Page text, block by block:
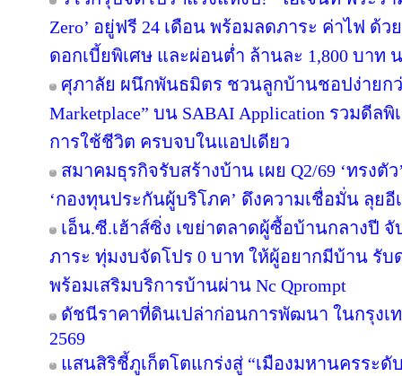
Zero’ อยู่ฟรี 24 เดือน พร้อมลดภาระ ค่าไฟ ด้
ดอกเบี้ยพิเศษ และผ่อนต่ำ ล้านละ 1,800 บาท
ศุภาลัย ผนึกพันธมิตร ชวนลูกบ้านชอปง่ายกว่
Marketplace” บน SABAI Application รวมดีล
การใช้ชีวิต ครบจบในแอปเดียว
สมาคมธุรกิจรับสร้างบ้าน เผย Q2/69 ‘ทรง
‘กองทุนประกันผู้บริโภค’ ดึงความเชื่อมั่น ลุย
เอ็น.ซี.เฮ้าส์ซิ่ง เขย่าตลาดผู้ซื้อบ้านกลางปี
ภาระ ทุ่มงบจัดโปร 0 บาท ให้ผู้อยากมีบ้าน รับ
พร้อมเสริมบริการบ้านผ่าน Nc Qprompt
ดัชนีราคาที่ดินเปล่าก่อนการพัฒนา ในกรุงเ
2569
แสนสิริชี้ภูเก็ตโตแกร่งสู่ “เมืองมหานครระ